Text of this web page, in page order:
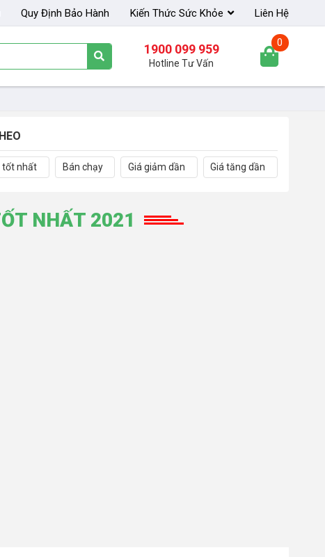
Quy Định Bảo Hành Kiến Thức Sức Khỏe Liên Hệ
1900 099 959
Hotline Tư Vấn
0
tốt nhất Bán chạy Giá giảm dần Giá tăng dần
NHẤT 2021